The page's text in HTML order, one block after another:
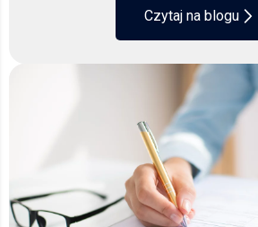
Czytaj na blogu